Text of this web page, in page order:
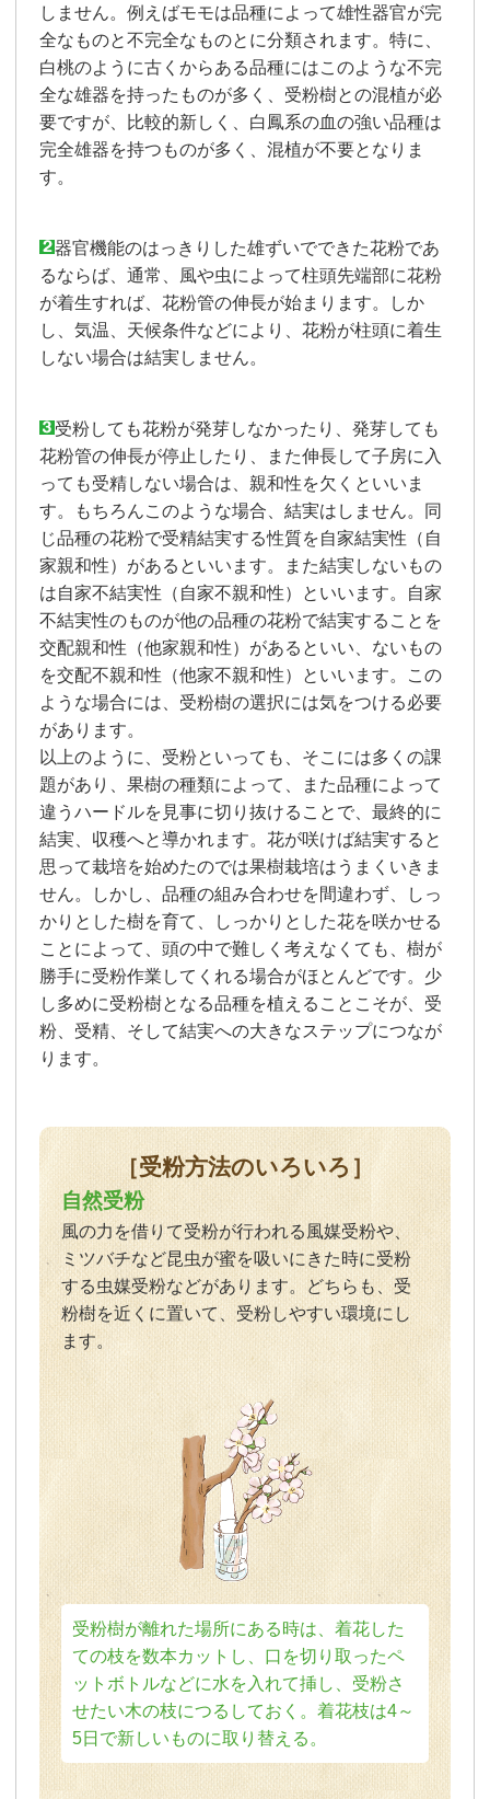
しません。例えばモモは品種によって雄性器官が完
全なものと不完全なものとに分類されます。特に、
白桃のように古くからある品種にはこのような不完
全な雄器を持ったものが多く、受粉樹との混植が必
要ですが、比較的新しく、白鳳系の血の強い品種は
完全雄器を持つものが多く、混植が不要となりま
す。
器官機能のはっきりした雄ずいでできた花粉であ
るならば、通常、風や虫によって柱頭先端部に花粉
が着生すれば、花粉管の伸長が始まります。しか
し、気温、天候条件などにより、花粉が柱頭に着生
しない場合は結実しません。
受粉しても花粉が発芽しなかったり、発芽しても
花粉管の伸長が停止したり、また伸長して子房に入
っても受精しない場合は、親和性を欠くといいま
す。もちろんこのような場合、結実はしません。同
じ品種の花粉で受精結実する性質を自家結実性（自
家親和性）があるといいます。また結実しないもの
は自家不結実性（自家不親和性）といいます。自家
不結実性のものが他の品種の花粉で結実することを
交配親和性（他家親和性）があるといい、ないもの
を交配不親和性（他家不親和性）といいます。この
ような場合には、受粉樹の選択には気をつける必要
があります。
以上のように、受粉といっても、そこには多くの課
題があり、果樹の種類によって、また品種によって
違うハードルを見事に切り抜けることで、最終的に
結実、収穫へと導かれます。花が咲けば結実すると
思って栽培を始めたのでは果樹栽培はうまくいきま
せん。しかし、品種の組み合わせを間違わず、しっ
かりとした樹を育て、しっかりとした花を咲かせる
ことによって、頭の中で難しく考えなくても、樹が
勝手に受粉作業してくれる場合がほとんどです。少
し多めに受粉樹となる品種を植えることこそが、受
粉、受精、そして結実への大きなステップにつなが
ります。
［受粉方法のいろいろ］
自然受粉
風の力を借りて受粉が行われる風媒受粉や、
ミツバチなど昆虫が蜜を吸いにきた時に受粉
する虫媒受粉などがあります。どちらも、受
粉樹を近くに置いて、受粉しやすい環境にし
ます。
受粉樹が離れた場所にある時は、着花した
ての枝を数本カットし、口を切り取ったペ
ットボトルなどに水を入れて挿し、受粉さ
せたい木の枝につるしておく。着花枝は4～
5日で新しいものに取り替える。